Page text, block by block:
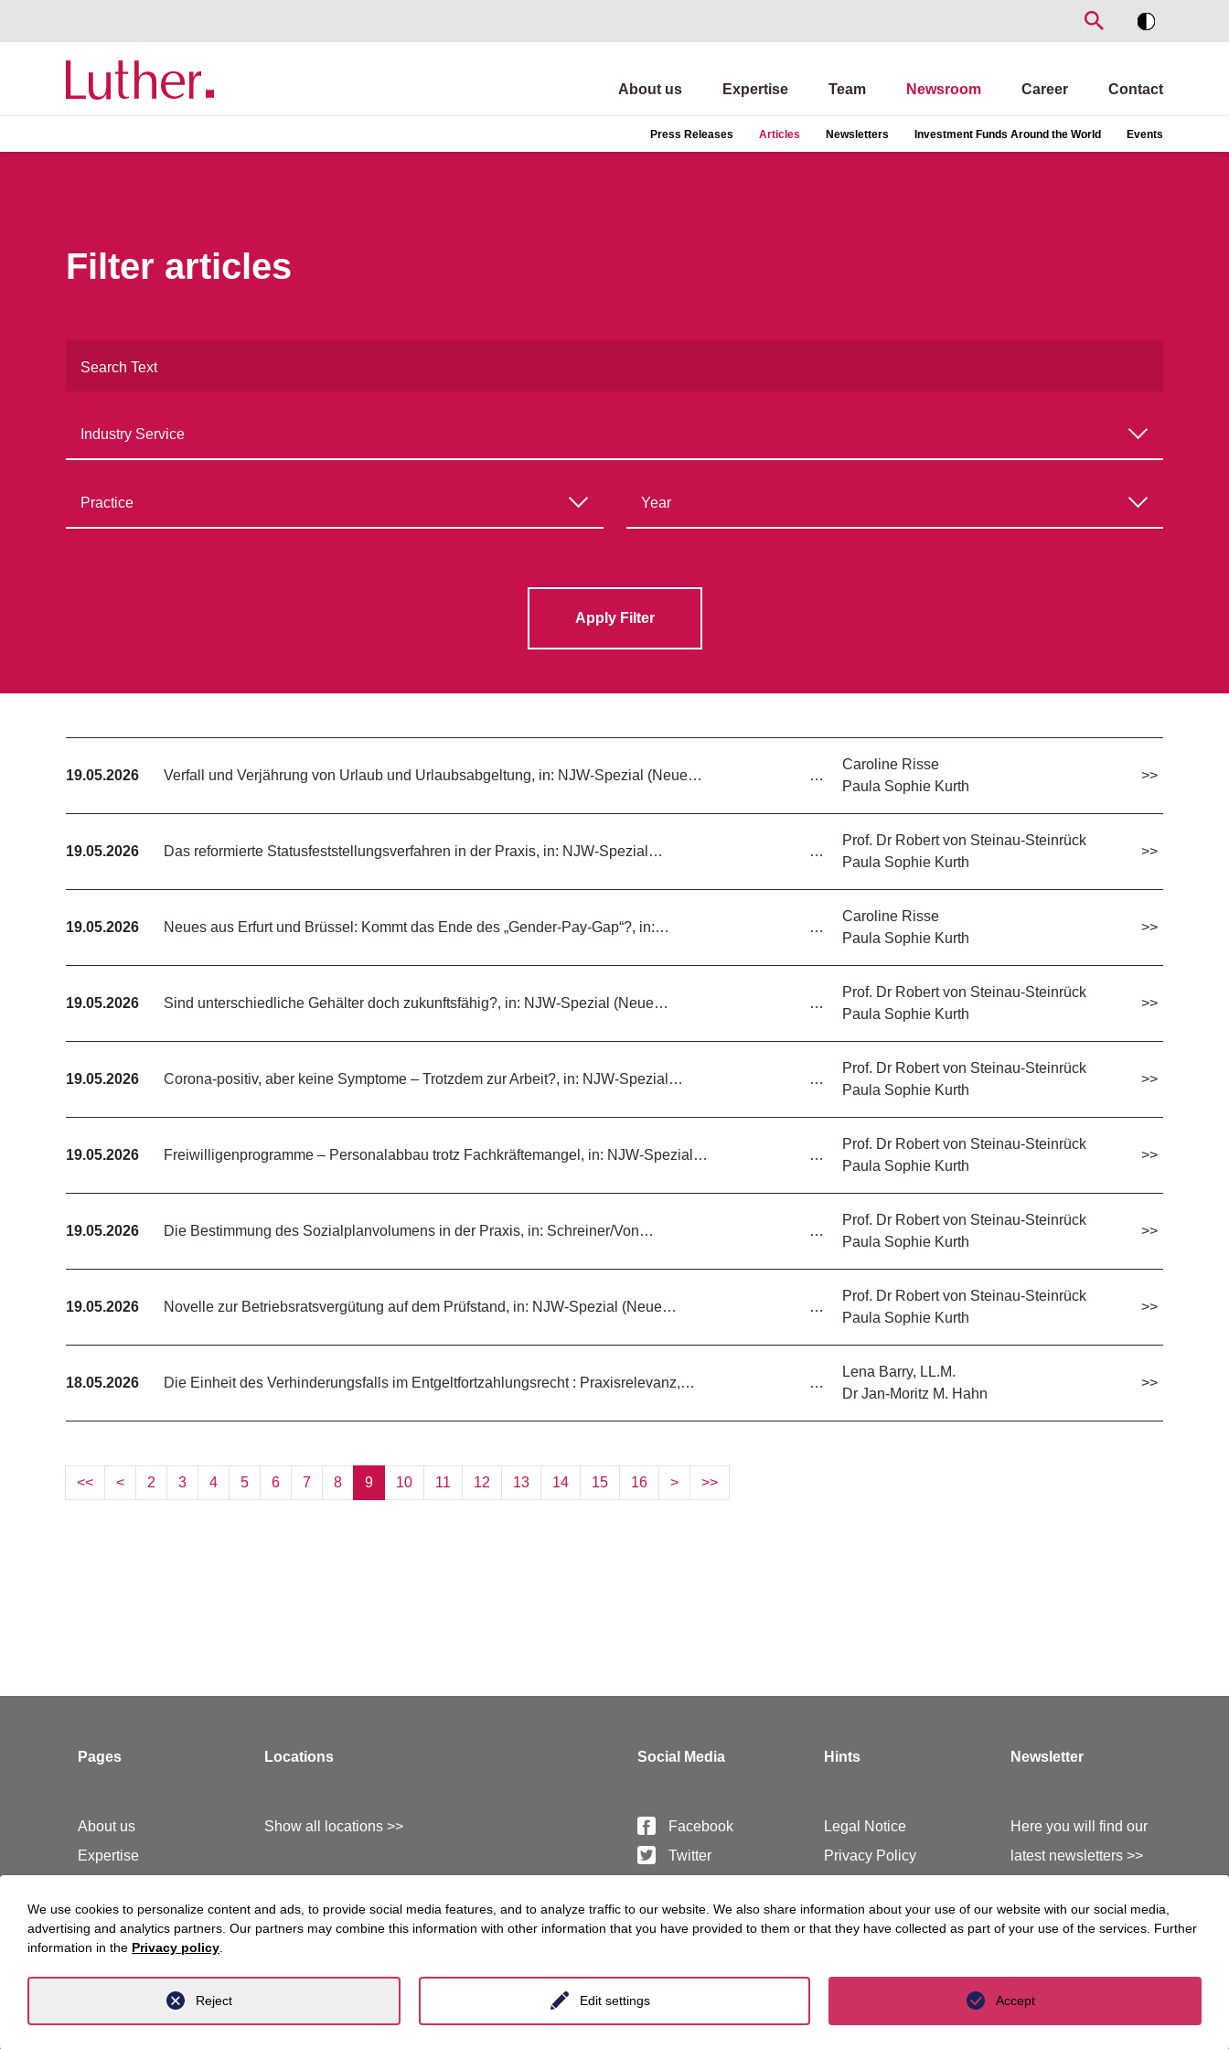
About us Expertise Team Newsroom Career Contact
Press Releases Articles Newsletters Investment Funds Around the World Events
Filter articles
Apply Filter
19.05.2026 Verfall und Verjährung von Urlaub und Urlaubsabgeltung, in: NJW-Spezial (Neue… …
Caroline Risse
Paula Sophie Kurth
>>
19.05.2026 Das reformierte Statusfeststellungsverfahren in der Praxis, in: NJW-Spezial… …
Prof. Dr Robert von Steinau-Steinrück
Paula Sophie Kurth
>>
19.05.2026 Neues aus Erfurt und Brüssel: Kommt das Ende des „Gender-Pay-Gap“?, in:… …
Caroline Risse
Paula Sophie Kurth
>>
19.05.2026 Sind unterschiedliche Gehälter doch zukunftsfähig?, in: NJW-Spezial (Neue… …
Prof. Dr Robert von Steinau-Steinrück
Paula Sophie Kurth
>>
19.05.2026 Corona-positiv, aber keine Symptome – Trotzdem zur Arbeit?, in: NJW-Spezial… …
Prof. Dr Robert von Steinau-Steinrück
Paula Sophie Kurth
>>
19.05.2026 Freiwilligenprogramme – Personalabbau trotz Fachkräftemangel, in: NJW-Spezial… …
Prof. Dr Robert von Steinau-Steinrück
Paula Sophie Kurth
>>
19.05.2026 Die Bestimmung des Sozialplanvolumens in der Praxis, in: Schreiner/Von… …
Prof. Dr Robert von Steinau-Steinrück
Paula Sophie Kurth
>>
19.05.2026 Novelle zur Betriebsratsvergütung auf dem Prüfstand, in: NJW-Spezial (Neue… …
Prof. Dr Robert von Steinau-Steinrück
Paula Sophie Kurth
>>
18.05.2026 Die Einheit des Verhinderungsfalls im Entgeltfortzahlungsrecht : Praxisrelevanz,… …
Lena Barry, LL.M.
Dr Jan-Moritz M. Hahn
>>
<< < 2 3 4 5 6 7 8 9 10 11 12 13 14 15 16 > >>
Pages
About us
Expertise
Newsroom
Career
Locations
Show all locations >>
Social Media
Facebook
Twitter
Hints
Legal Notice
Privacy Policy
S.A.
Newsletter
Here you will find our
latest newsletters >>
We use cookies to personalize content and ads, to provide social media features, and to analyze traffic to our website. We also share information about your use of our website with our social media,
advertising and analytics partners. Our partners may combine this information with other information that you have provided to them or that they have collected as part of your use of the services. Further
information in the Privacy policy
Edit settings
Reject Accept